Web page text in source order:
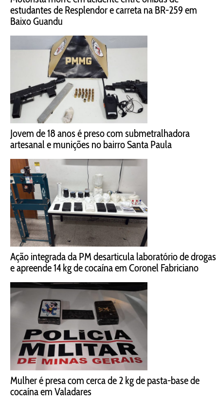
estudantes de Resplendor e carreta na BR-259 em
Baixo Guandu
Jovem de 18 anos é preso com submetralhadora
artesanal e munições no bairro Santa Paula
Ação integrada da PM desarticula laboratório de drogas
e apreende 14 kg de cocaína em Coronel Fabriciano
Mulher é presa com cerca de 2 kg de pasta-base de
cocaína em Valadares